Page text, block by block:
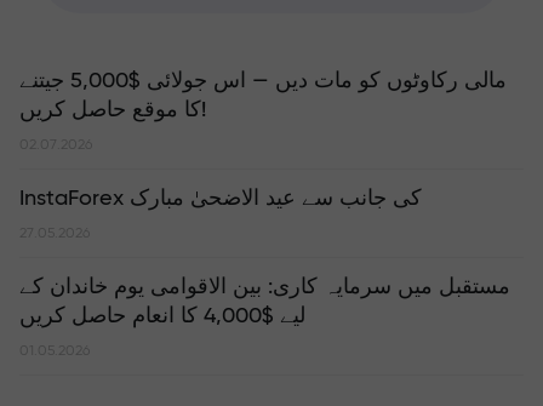
مالی رکاوٹوں کو مات دیں — اس جولائی $5,000 جیتنے
کا موقع حاصل کریں!
02.07.2026
InstaForex کی جانب سے عید الاضحیٰ مبارک
27.05.2026
مستقبل میں سرمایہ کاری: بین الاقوامی یوم خاندان کے
لیے $4,000 کا انعام حاصل کریں
01.05.2026